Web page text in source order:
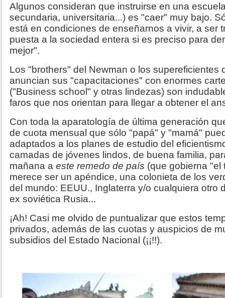
Algunos consideran que instruirse en una
secundaria, universitaria...) es "caer" muy bajo.
está en condiciones de enseñarnos a vivir, a ser
puesta a la sociedad entera si es preciso para
mejor".
Los "brothers" del Newman o los supereficientes
anuncian sus "capacitaciones" con enormes
("Business school" y otras lindezas) son
faros que nos orientan para llegar a obtener el
Con toda la aparatología de última generación
de cuota mensual que sólo "papá" y "mamá"
adaptados a los planes de estudio del
camadas de jóvenes lindos, de buena familia,
mañana a este remedo de país (que gobierna "el
merece ser un apéndice, una colonieta de los
del mundo: EEUU., Inglaterra y/o cualquiera otro
ex soviética Rusia...
¡Ah! Casi me olvido de puntualizar que estos
privados, además de las cuotas y auspicios de
subsidios del Estado Nacional (¡¡!!).